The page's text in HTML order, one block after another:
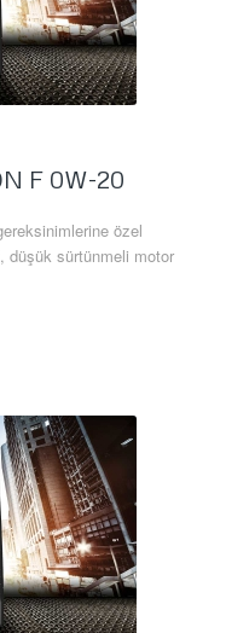
F 0W-20
özel
düşük sürtünmeli motor